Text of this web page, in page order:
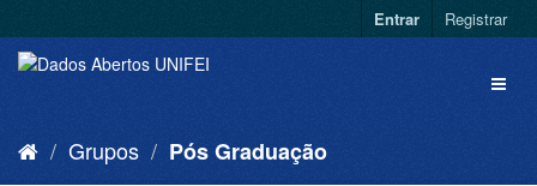
Entrar Registrar
Grupos Pós Graduação